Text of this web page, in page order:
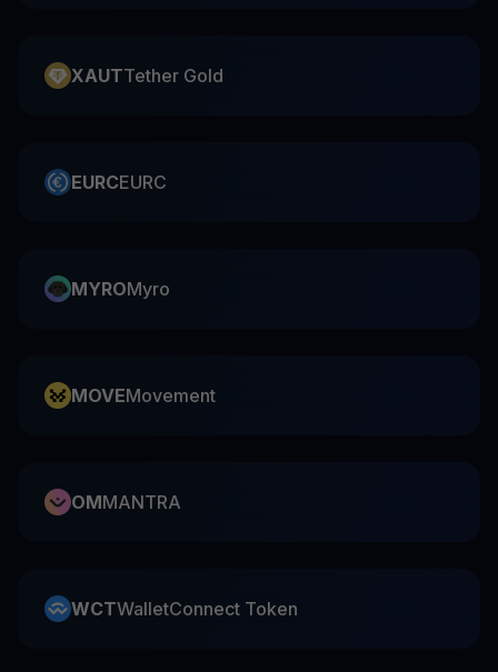
XAUTTether Gold
EURCEURC
MYROMyro
MOVEMovement
OMMANTRA
WCTWalletConnect Token